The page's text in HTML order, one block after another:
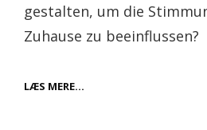
gestalten, um die
Zuhause zu beeinflussen?
LÆS MERE…